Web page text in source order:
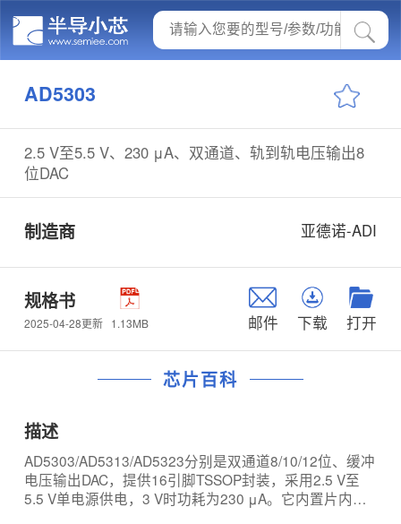
AD5303
2.5 V至5.5 V、230 μA、双通道、轨到轨电压输出8
位DAC
制造商 亚德诺-ADI
规格书
2025-04-28更新 1.13MB 邮件 下载 打开
芯片百科
描述
AD5303/AD5313/AD5323分别是双通道8/10/12位、缓冲
电压输出DAC，提供16引脚TSSOP封装，采用2.5 V至
5.5 V单电源供电，3 V时功耗为230 μA。它内置片内输